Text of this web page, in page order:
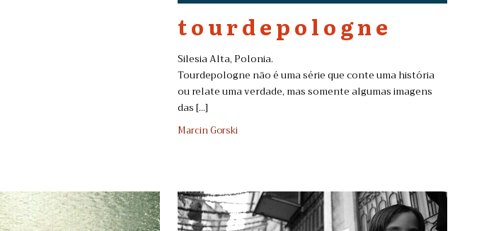
t o u r d e p o l o g n e
Silesia Alta, Polonia.
Tourdepologne não é uma série que conte uma história
ou relate uma verdade, mas somente algumas imagens
das [...]
Marcin Gorski